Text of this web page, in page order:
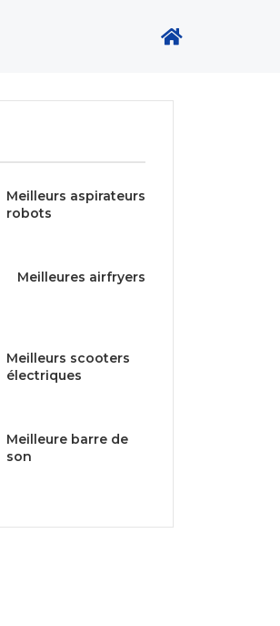
Meilleurs aspirateurs
robots
Meilleures airfryers
Meilleurs scooters
électriques
Meilleure barre de
son